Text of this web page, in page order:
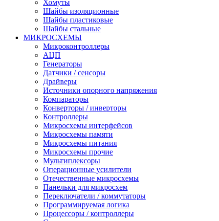
Хомуты
Шайбы изоляционные
Шайбы пластиковые
Шайбы стальные
МИКРОСХЕМЫ
Микроконтроллеры
АЦП
Генераторы
Датчики / сенсоры
Драйверы
Источники опорного напряжения
Компараторы
Конверторы / инверторы
Контроллеры
Микросхемы интерфейсов
Микросхемы памяти
Микросхемы питания
Микросхемы прочие
Мультиплексоры
Операционные усилители
Отечественные микросхемы
Панельки для микросхем
Переключатели / коммутаторы
Программируемая логика
Процессоры / контроллеры